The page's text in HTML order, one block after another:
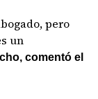
pero
un
comentó el